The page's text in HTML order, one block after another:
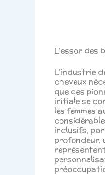
L’essor des
L’industrie
cheveux
que des
initiale se
les femmes
inclusifs,
profondeur,